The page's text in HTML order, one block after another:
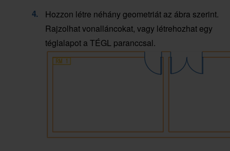
Hozzon létre néhány geometriát az ábra szerint.
Rajzolhat vonalláncokat, vagy létrehozhat egy
téglalapot a TÉGL paranccsal.